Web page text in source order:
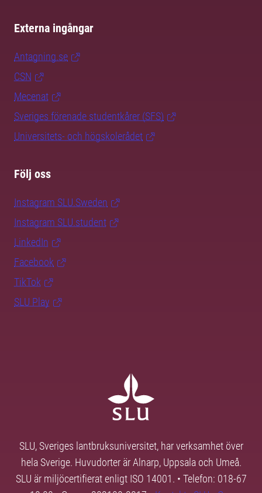
Externa ingångar
Antagning.se
CSN
Mecenat
Sveriges förenade studentkårer (SFS)
Universitets- och högskolerådet
Följ oss
Instagram SLU.Sweden
Instagram SLU.student
LinkedIn
Facebook
TikTok
SLU Play
SLU, Sveriges lantbruksuniversitet, har verksamhet över
hela Sverige. Huvudorter är Alnarp, Uppsala och Umeå.
SLU är miljöcertifierat enligt ISO 14001. • Telefon: 018-67